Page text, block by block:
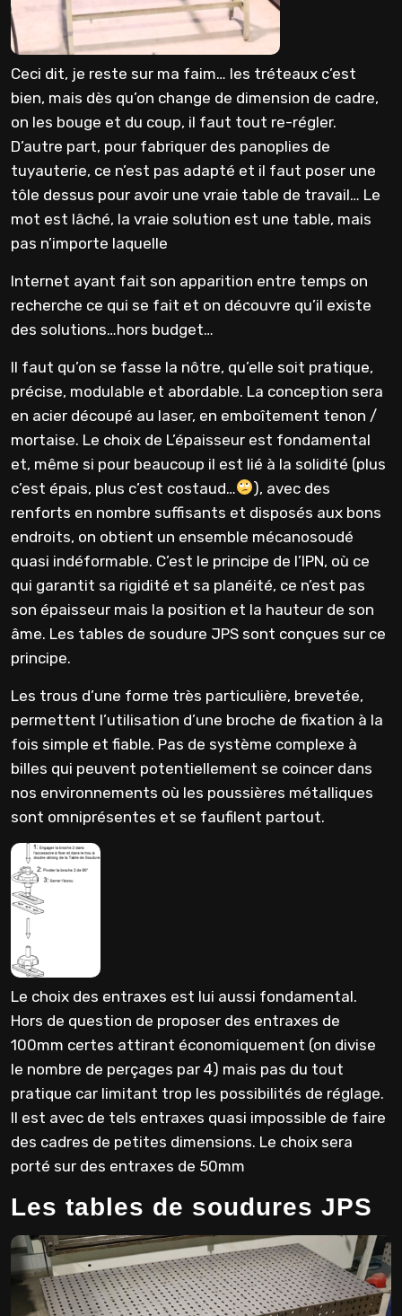
Ceci dit, je reste sur ma faim… les tréteaux c’est
bien, mais dès qu’on change de dimension de cadre,
on les bouge et du coup, il faut tout re-régler.
D’autre part, pour fabriquer des panoplies de
tuyauterie, ce n’est pas adapté et il faut poser une
tôle dessus pour avoir une vraie table de travail… Le
mot est lâché, la vraie solution est une table, mais
pas n’importe laquelle
Internet ayant fait son apparition entre temps on
recherche ce qui se fait et on découvre qu’il existe
des solutions…hors budget…
Il faut qu’on se fasse la nôtre, qu’elle soit pratique,
précise, modulable et abordable. La conception sera
en acier découpé au laser, en emboîtement tenon /
mortaise. Le choix de L’épaisseur est fondamental
et, même si pour beaucoup il est lié à la solidité (plus
c’est épais, plus c’est costaud…
), avec des
renforts en nombre suffisants et disposés aux bons
endroits, on obtient un ensemble mécanosoudé
quasi indéformable. C’est le principe de l’IPN, où ce
qui garantit sa rigidité et sa planéité, ce n’est pas
son épaisseur mais la position et la hauteur de son
âme. Les tables de soudure JPS sont conçues sur ce
principe.
Les trous d’une forme très particulière, brevetée,
permettent l’utilisation d’une broche de fixation à la
fois simple et fiable. Pas de système complexe à
billes qui peuvent potentiellement se coincer dans
nos environnements où les poussières métalliques
sont omniprésentes et se faufilent partout.
Le choix des entraxes est lui aussi fondamental.
Hors de question de proposer des entraxes de
100mm certes attirant économiquement (on divise
le nombre de perçages par 4) mais pas du tout
pratique car limitant trop les possibilités de réglage.
Il est avec de tels entraxes quasi impossible de faire
des cadres de petites dimensions. Le choix sera
porté sur des entraxes de 50mm
Les tables de soudures JPS